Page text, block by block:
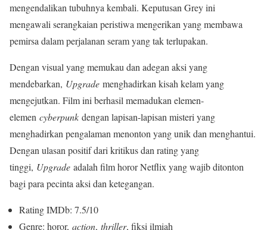
mengendalikan tubuhnya kembali. Keputusan Grey ini
mengawali serangkaian peristiwa mengerikan yang membawa
pemirsa dalam perjalanan seram yang tak terlupakan.
Dengan visual yang memukau dan adegan aksi yang
mendebarkan, Upgrade menghadirkan kisah kelam yang
mengejutkan. Film ini berhasil memadukan elemen-
elemen cyberpunk dengan lapisan-lapisan misteri yang
menghadirkan pengalaman menonton yang unik dan menghantui.
Dengan ulasan positif dari kritikus dan rating yang
tinggi, Upgrade adalah film horor Netflix yang wajib ditonton
bagi para pecinta aksi dan ketegangan.
Rating IMDb: 7.5/10
Genre: horor, action, thriller, fiksi ilmiah